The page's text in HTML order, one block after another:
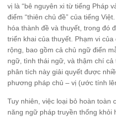
vị là “bê nguyên xi từ tiếng Pháp
điểm “thiên chủ đề” của tiếng
hóa thành đề và thuyết, trong đó
triển khai của thuyết. Phạm vi
rộng, bao gồm cả chủ ngữ điển
ngữ, tình thái ngữ, và thậm chí cả
phân tích này giải quyết được
phương pháp chủ – vị (ước tính
Tuy nhiên, việc loại bỏ hoàn toàn
năng ngữ pháp truyền thống khỏi